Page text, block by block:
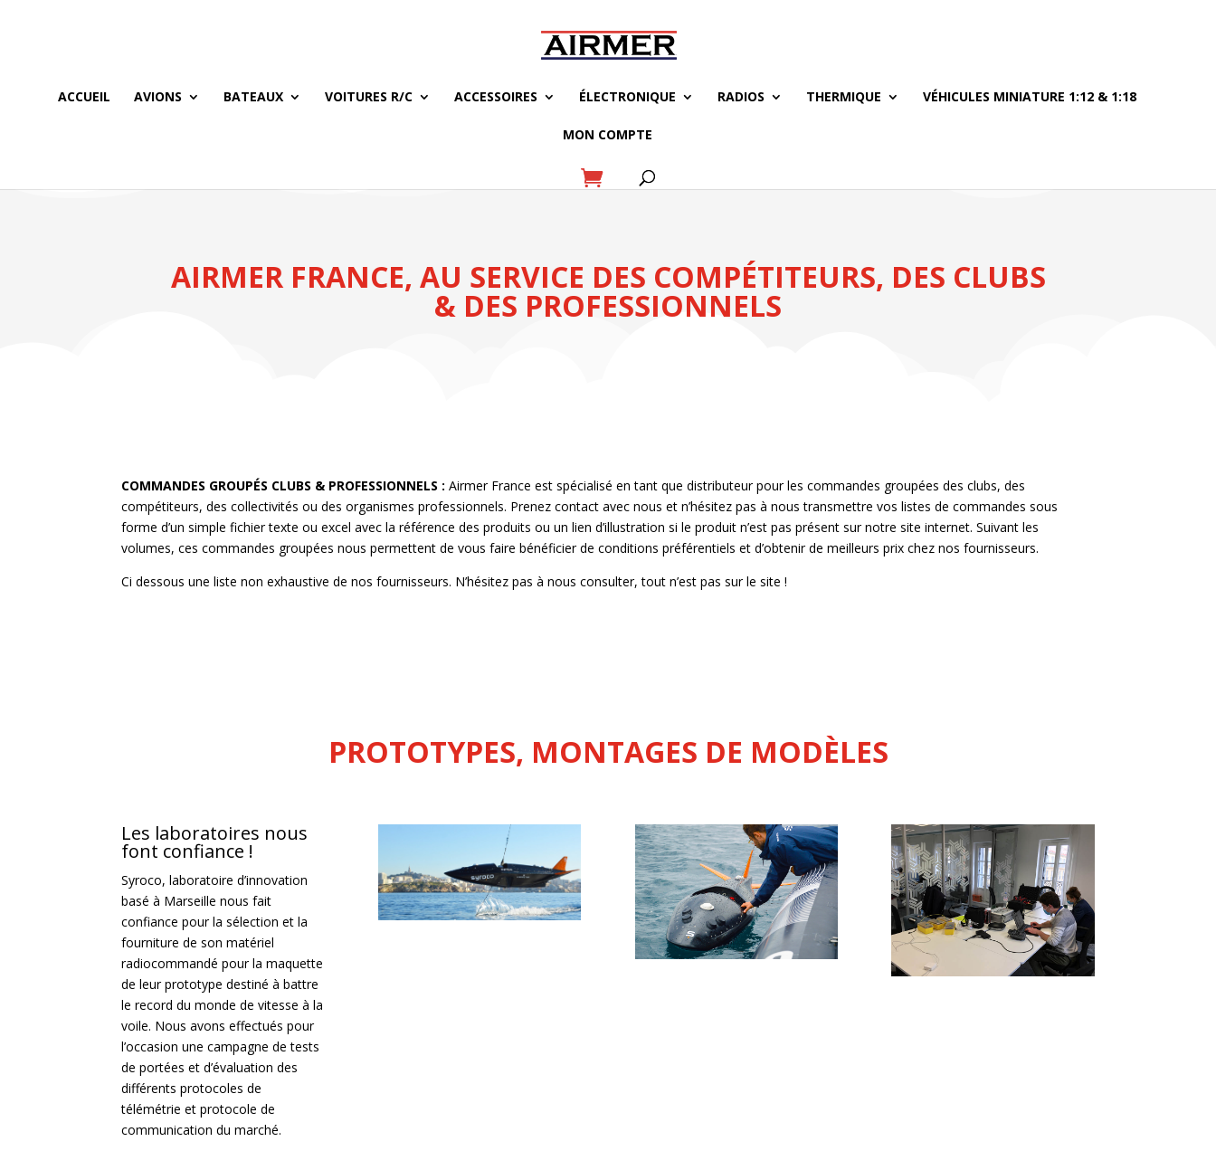
ACCUEIL AVIONS BATEAUX VOITURES R/C ACCESSOIRES ÉLECTRONIQUE RADIOS THERMIQUE VÉHICULES MINIATURE 1:12 & 1:18
MON COMPTE
AIRMER FRANCE, AU SERVICE DES COMPÉTITEURS, DES CLUBS
& DES PROFESSIONNELS
COMMANDES GROUPÉS CLUBS & PROFESSIONNELS : Airmer France est spécialisé en tant que distributeur pour les commandes groupées des clubs, des
compétiteurs, des collectivités ou des organismes professionnels. Prenez contact avec nous et n’hésitez pas à nous transmettre vos listes de commandes sous
forme d’un simple fichier texte ou excel avec la référence des produits ou un lien d’illustration si le produit n’est pas présent sur notre site internet. Suivant les
volumes, ces commandes groupées nous permettent de vous faire bénéficier de conditions préférentiels et d’obtenir de meilleurs prix chez nos fournisseurs.
Ci dessous une liste non exhaustive de nos fournisseurs. N’hésitez pas à nous consulter, tout n’est pas sur le site !
PROTOTYPES, MONTAGES DE MODÈLES
Les laboratoires nous
font confiance !
Syroco, laboratoire d’innovation
basé à Marseille nous fait
confiance pour la sélection et la
fourniture de son matériel
radiocommandé pour la maquette
de leur prototype destiné à battre
le record du monde de vitesse à la
voile. Nous avons effectués pour
l’occasion une campagne de tests
de portées et d’évaluation des
différents protocoles de
télémétrie et protocole de
communication du marché.